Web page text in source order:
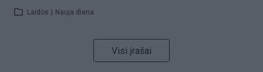
Laidos Nauja diena
Visi įrašai